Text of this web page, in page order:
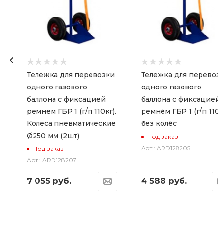
Тележка для перевозки
одного газового
баллона с фиксацией
ремнём ГБР 1 (г/п 110кг).
Колеса пневматические
Ø250 мм (2шт)
Под заказ
Арт.: ARD128207
7 055руб.
Тележка для
одного газового
баллона с
ремнём ГБР 1 (г/п
без колёс
Под заказ
Арт.: ARD128205
4 588 руб.